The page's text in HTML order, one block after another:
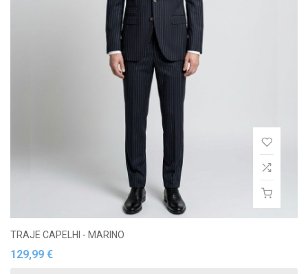
TRAJE CAPELHI - MARINO
129,99 €